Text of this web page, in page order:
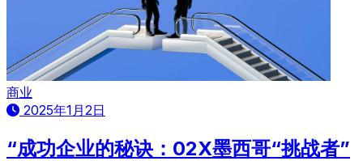
商业
2025年1月2日
“成功企业的秘诀：02X墨西哥“挑战者”